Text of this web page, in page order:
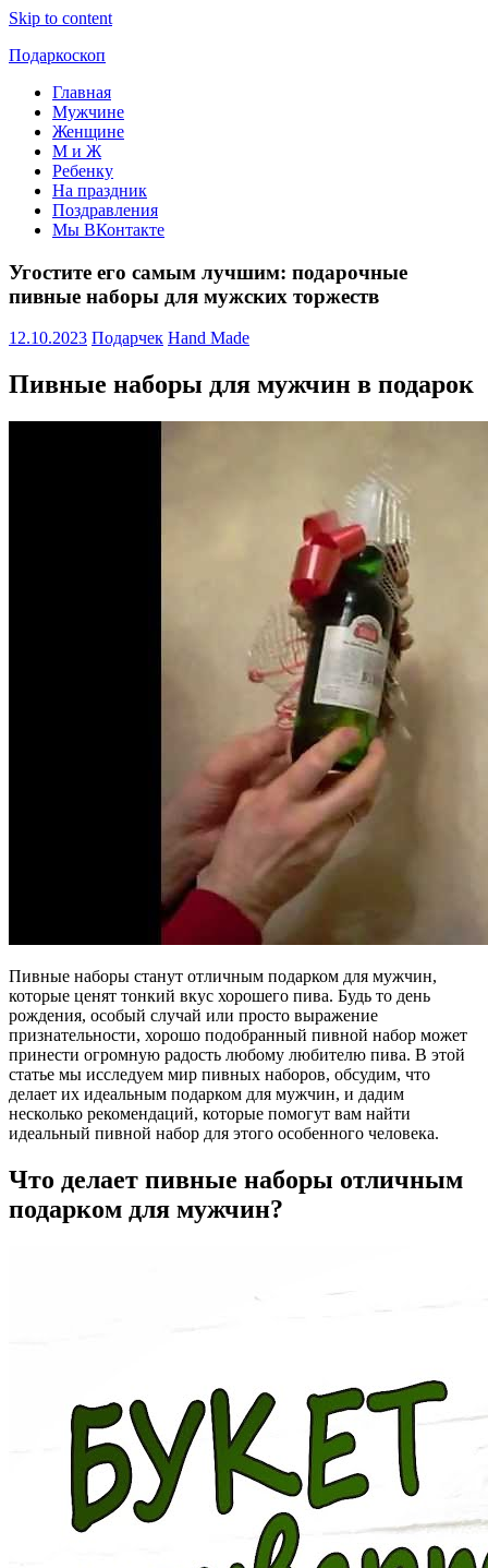
Skip to content
Подаркоскоп
Поможем
выбрать
подарить
Главная
Мужчине
Женщине
М и Ж
Ребенку
На праздник
Поздравления
Мы ВКонтакте
Угостите его самым лучшим: подарочные
пивные наборы для мужских торжеств
12.10.2023 Подарчек Hand Made
Пивные наборы для мужчин в подарок
Пивные наборы станут отличным подарком для мужчин,
которые ценят тонкий вкус хорошего пива. Будь то день
рождения, особый случай или просто выражение
признательности, хорошо подобранный пивной набор может
принести огромную радость любому любителю пива. В этой
статье мы исследуем мир пивных наборов, обсудим, что
делает их идеальным подарком для мужчин, и дадим
несколько рекомендаций, которые помогут вам найти
идеальный пивной набор для этого особенного человека.
Что делает пивные наборы отличным
подарком для мужчин?